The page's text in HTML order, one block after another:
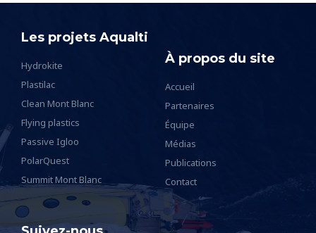
Les projets Aqualti
Hydrokite
Plastilac
Clean Mont Blanc
Flying plastics
Passive Igloo
PolarQuest
Summit Mont Blanc
À propos du site
Accueil
Partenaires
Équipe
Médias
Publications
Contact